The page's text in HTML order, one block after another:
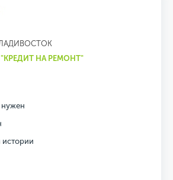
"КРЕДИТ НА РЕМОНТ"
нужен
истории